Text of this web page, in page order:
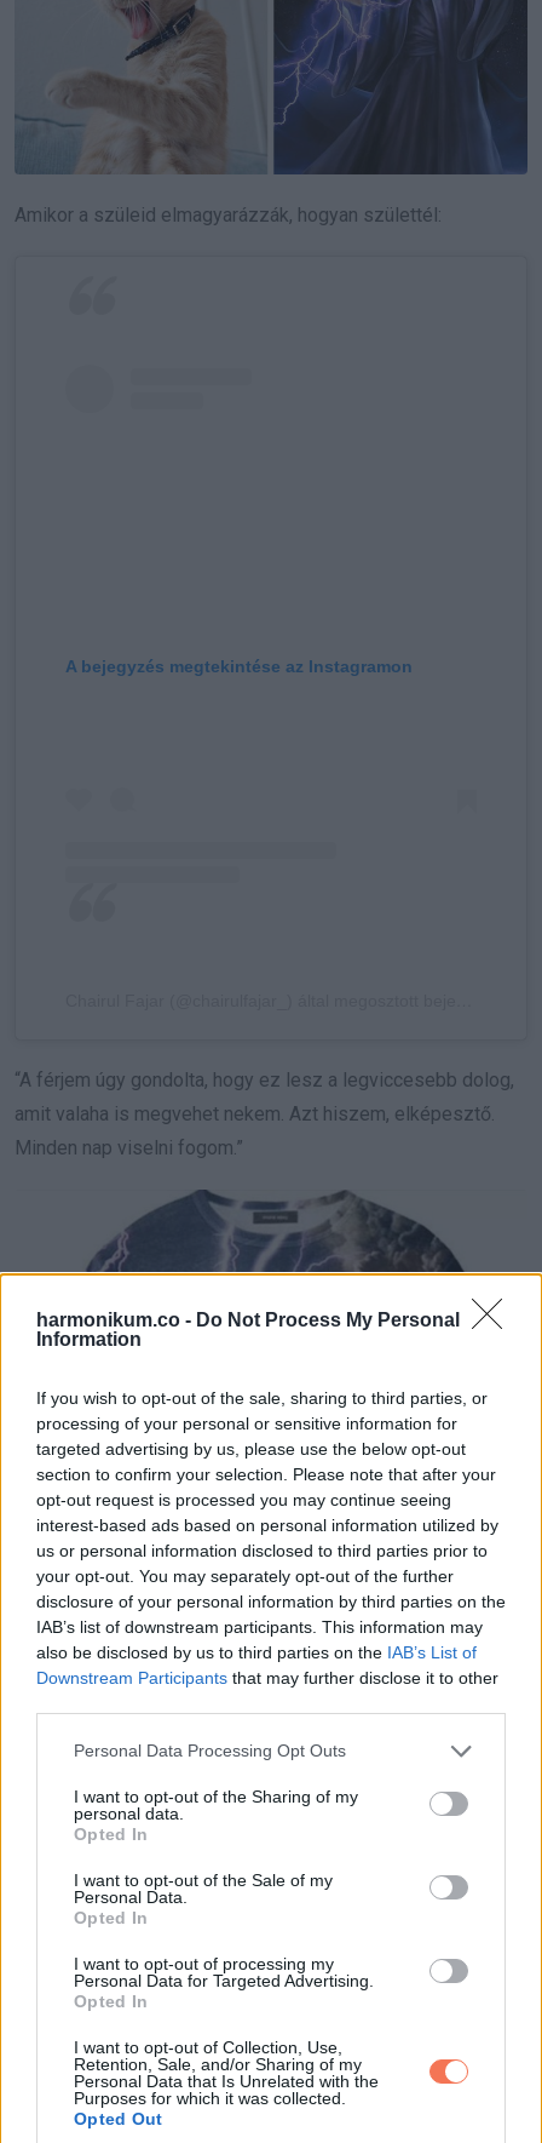
harmonikum.co - Do Not Process My Personal
Information
If you wish to opt-out of the sale, sharing to third parties, or
processing of your personal or sensitive information for
targeted advertising by us, please use the below opt-out
section to confirm your selection. Please note that after your
opt-out request is processed you may continue seeing
interest-based ads based on personal information utilized by
us or personal information disclosed to third parties prior to
your opt-out. You may separately opt-out of the further
disclosure of your personal information by third parties on the
IAB’s list of downstream participants. This information may
also be disclosed by us to third parties on the IAB’s List of
Downstream Participants that may further disclose it to other
Please note that this website/app uses one or more Google
not limited to your visit or usage behaviour. You may click to
grant or deny consent to Google and its third-party tags to
use your data for below specified purposes in below Google
consent section.
Personal Data Processing Opt Outs
I want to opt-out of the Sharing of my
personal data.
Opted In
I want to opt-out of the Sale of my
Personal Data.
Opted In
I want to opt-out of processing my
Personal Data for Targeted Advertising.
Opted In
I want to opt-out of Collection, Use,
Retention, Sale, and/or Sharing of my
Personal Data that Is Unrelated with the
Purposes for which it was collected.
Opted Out
Amikor a szüleid elmagyarázzák, hogyan születtél:
A bejegyzés megtekintése az Instagramon
“A férjem úgy gondolta, hogy ez lesz a legviccesebb dolog,
amit valaha is megvehet nekem. Azt hiszem, elképesztő.
Minden nap viselni fogom.”
Tehát ez rejtőzik a csőr mögött…